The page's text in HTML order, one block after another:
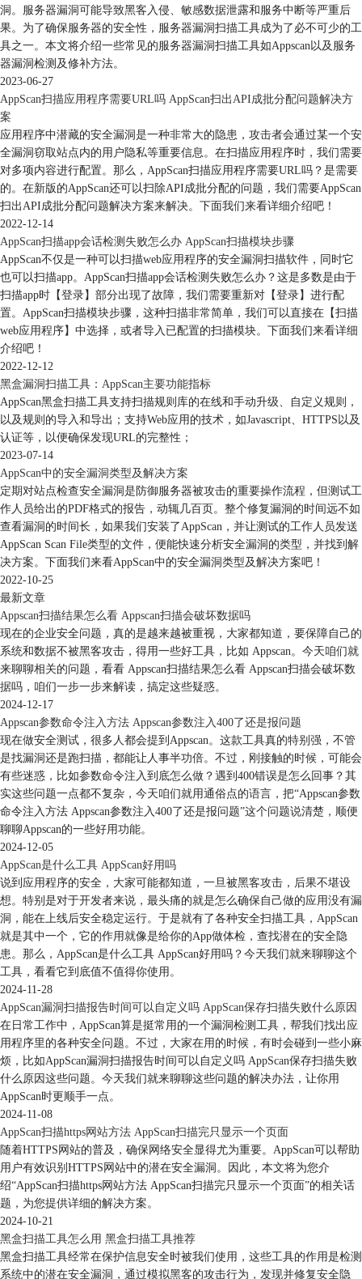
洞。服务器漏洞可能导致黑客入侵、敏感数据泄露和服务中断等严重后
果。为了确保服务器的安全性，服务器漏洞扫描工具成为了必不可少的工
具之一。本文将介绍一些常见的服务器漏洞扫描工具如Appscan以及服务
器漏洞检测及修补方法。
2023-06-27
AppScan扫描应用程序需要URL吗 AppScan扫出API成批分配问题解决方
案
应用程序中潜藏的安全漏洞是一种非常大的隐患，攻击者会通过某一个安
全漏洞窃取站点内的用户隐私等重要信息。在扫描应用程序时，我们需要
对多项内容进行配置。那么，AppScan扫描应用程序需要URL吗？是需要
的。在新版的AppScan还可以扫除API成批分配的问题，我们需要AppScan
扫出API成批分配问题解决方案来解决。下面我们来看详细介绍吧！
2022-12-14
AppScan扫描app会话检测失败怎么办 AppScan扫描模块步骤
AppScan不仅是一种可以扫描web应用程序的安全漏洞扫描软件，同时它
也可以扫描app。AppScan扫描app会话检测失败怎么办？这是多数是由于
扫描app时【登录】部分出现了故障，我们需要重新对【登录】进行配
置。AppScan扫描模块步骤，这种扫描非常简单，我们可以直接在【扫描
web应用程序】中选择，或者导入已配置的扫描模块。下面我们来看详细
介绍吧！
2022-12-12
黑盒漏洞扫描工具：AppScan主要功能指标
AppScan黑盒扫描工具支持扫描规则库的在线和手动升级、自定义规则，
以及规则的导入和导出；支持Web应用的技术，如Javascript、HTTPS以及
认证等，以便确保发现URL的完整性；
2023-07-14
AppScan中的安全漏洞类型及解决方案
定期对站点检查安全漏洞是防御服务器被攻击的重要操作流程，但测试工
作人员给出的PDF格式的报告，动辄几百页。整个修复漏洞的时间远不如
查看漏洞的时间长，如果我们安装了AppScan，并让测试的工作人员发送
AppScan Scan File类型的文件，便能快速分析安全漏洞的类型，并找到解
决方案。下面我们来看AppScan中的安全漏洞类型及解决方案吧！
2022-10-25
最新文章
Appscan扫描结果怎么看 Appscan扫描会破坏数据吗
现在的企业安全问题，真的是越来越被重视，大家都知道，要保障自己的
系统和数据不被黑客攻击，得用一些好工具，比如 Appscan。今天咱们就
来聊聊相关的问题，看看 Appscan扫描结果怎么看 Appscan扫描会破坏数
据吗，咱们一步一步来解读，搞定这些疑惑。
2024-12-17
Appscan参数命令注入方法 Appscan参数注入400了还是报问题
现在做安全测试，很多人都会提到Appscan。这款工具真的特别强，不管
是找漏洞还是跑扫描，都能让人事半功倍。不过，刚接触的时候，可能会
有些迷惑，比如参数命令注入到底怎么做？遇到400错误是怎么回事？其
实这些问题一点都不复杂，今天咱们就用通俗点的语言，把“Appscan参数
命令注入方法 Appscan参数注入400了还是报问题”这个问题说清楚，顺便
聊聊Appscan的一些好用功能。
2024-12-05
AppScan是什么工具 AppScan好用吗
说到应用程序的安全，大家可能都知道，一旦被黑客攻击，后果不堪设
想。特别是对于开发者来说，最头痛的就是怎么确保自己做的应用没有漏
洞，能在上线后安全稳定运行。于是就有了各种安全扫描工具，AppScan
就是其中一个，它的作用就像是给你的App做体检，查找潜在的安全隐
患。那么，AppScan是什么工具 AppScan好用吗？今天我们就来聊聊这个
工具，看看它到底值不值得你使用。
2024-11-28
AppScan漏洞扫描报告时间可以自定义吗 AppScan保存扫描失败什么原因
在日常工作中，AppScan算是挺常用的一个漏洞检测工具，帮我们找出应
用程序里的各种安全问题。不过，大家在用的时候，有时会碰到一些小麻
烦，比如AppScan漏洞扫描报告时间可以自定义吗 AppScan保存扫描失败
什么原因这些问题。今天我们就来聊聊这些问题的解决办法，让你用
AppScan时更顺手一点。
2024-11-08
AppScan扫描https网站方法 AppScan扫描完只显示一个页面
随着HTTPS网站的普及，确保网络安全显得尤为重要。AppScan可以帮助
用户有效识别HTTPS网站中的潜在安全漏洞。因此，本文将为您介
绍“AppScan扫描https网站方法 AppScan扫描完只显示一个页面”的相关话
题，为您提供详细的解决方案。
2024-10-21
黑盒扫描工具怎么用 黑盒扫描工具推荐
黑盒扫描工具经常在保护信息安全时被我们使用，这些工具的作用是检测
系统中的潜在安全漏洞，通过模拟黑客的攻击行为，发现并修复安全隐